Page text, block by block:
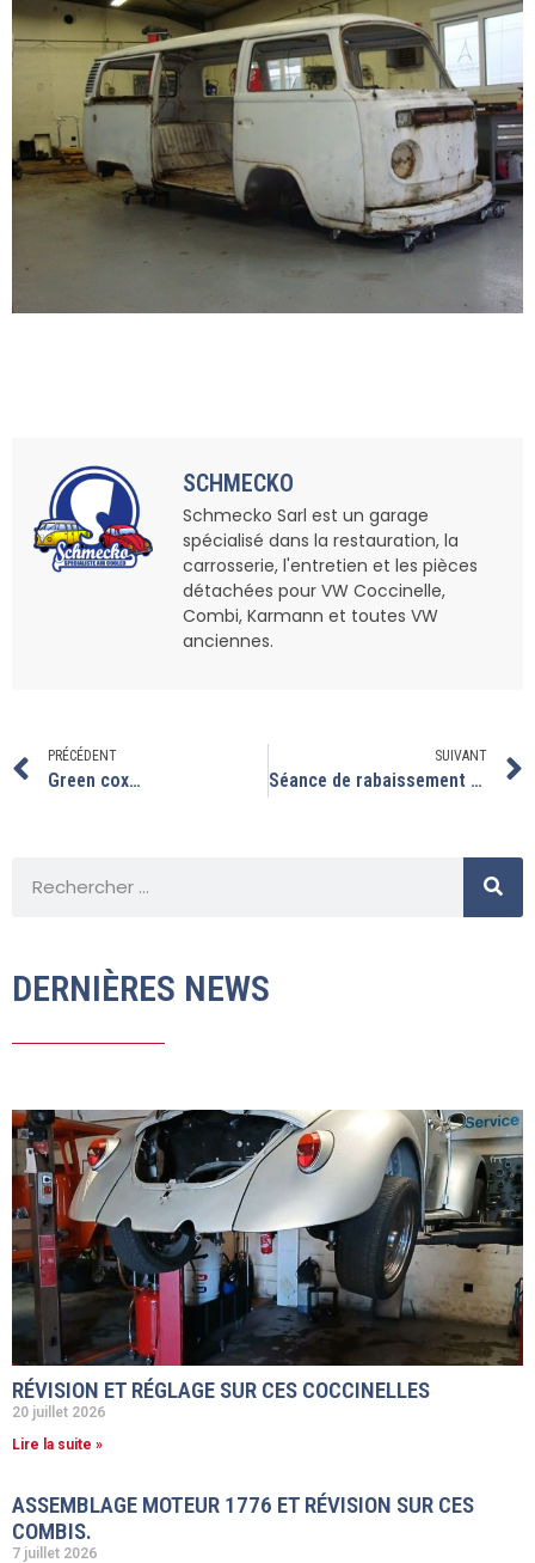
SCHMECKO
Schmecko Sarl est un garage
spécialisé dans la restauration, la
carrosserie, l'entretien et les pièces
détachées pour VW Coccinelle,
Combi, Karmann et toutes VW
anciennes.
PRÉCÉDENT
Green cox…
SUIVANT
Séance de rabaissement sur le combi landmark.
DERNIÈRES NEWS
RÉVISION ET RÉGLAGE SUR CES COCCINELLES
20 juillet 2026
Lire la suite »
ASSEMBLAGE MOTEUR 1776 ET RÉVISION SUR CES
COMBIS.
7 juillet 2026